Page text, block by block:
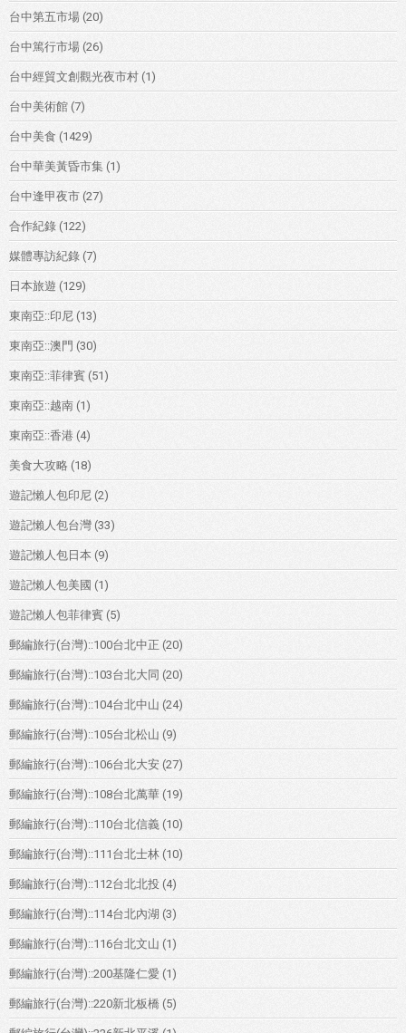
台中第五市場 (20)
台中篤行市場 (26)
台中經貿文創觀光夜市村 (1)
台中美術館 (7)
台中美食 (1429)
台中華美黃昏市集 (1)
台中逢甲夜市 (27)
合作紀錄 (122)
媒體專訪紀錄 (7)
日本旅遊 (129)
東南亞::印尼 (13)
東南亞::澳門 (30)
東南亞::菲律賓 (51)
東南亞::越南 (1)
東南亞::香港 (4)
美食大攻略 (18)
遊記懶人包印尼 (2)
遊記懶人包台灣 (33)
遊記懶人包日本 (9)
遊記懶人包美國 (1)
遊記懶人包菲律賓 (5)
郵編旅行(台灣)::100台北中正 (20)
郵編旅行(台灣)::103台北大同 (20)
郵編旅行(台灣)::104台北中山 (24)
郵編旅行(台灣)::105台北松山 (9)
郵編旅行(台灣)::106台北大安 (27)
郵編旅行(台灣)::108台北萬華 (19)
郵編旅行(台灣)::110台北信義 (10)
郵編旅行(台灣)::111台北士林 (10)
郵編旅行(台灣)::112台北北投 (4)
郵編旅行(台灣)::114台北內湖 (3)
郵編旅行(台灣)::116台北文山 (1)
郵編旅行(台灣)::200基隆仁愛 (1)
郵編旅行(台灣)::220新北板橋 (5)